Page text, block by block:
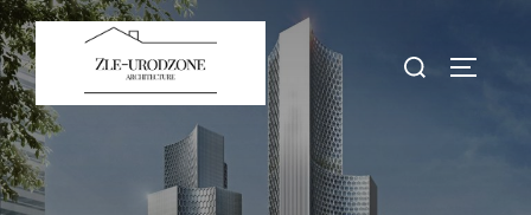
Skip
to
content
Search